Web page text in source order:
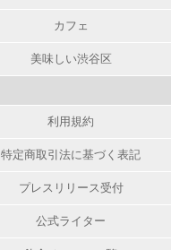
カフェ
美味しい渋谷区
利用規約
特定商取引法に基づく表記
プレスリリース受付
公式ライター